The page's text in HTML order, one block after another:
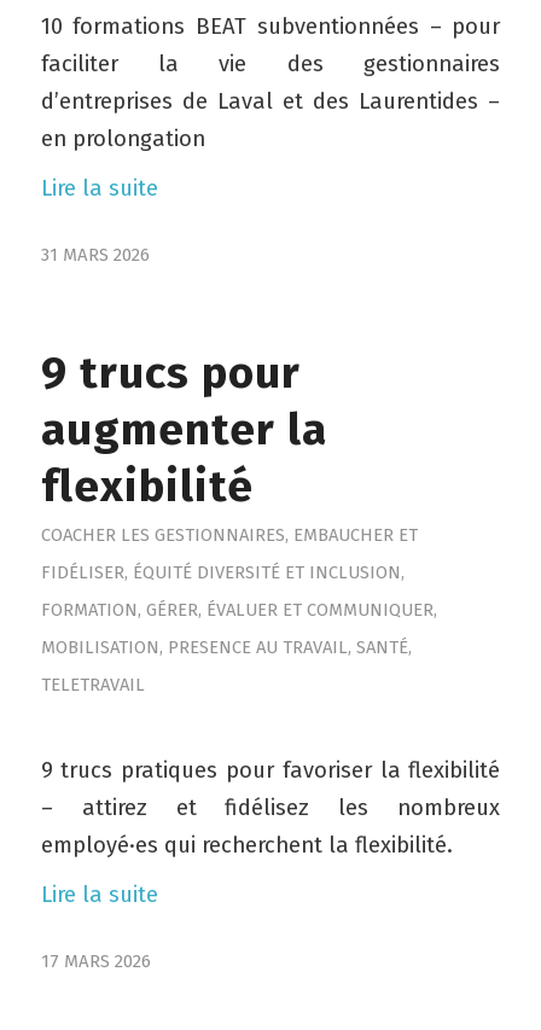
10 formations BEAT subventionnées – pour
faciliter la vie des gestionnaires
d’entreprises de Laval et des Laurentides –
en prolongation
Lire la suite
31 MARS 2026
9 trucs pour
augmenter la
flexibilité
COACHER LES GESTIONNAIRES, EMBAUCHER ET
FIDÉLISER, ÉQUITÉ DIVERSITÉ ET INCLUSION,
FORMATION, GÉRER, ÉVALUER ET COMMUNIQUER,
MOBILISATION, PRESENCE AU TRAVAIL, SANTÉ,
TELETRAVAIL
9 trucs pratiques pour favoriser la flexibilité
– attirez et fidélisez les nombreux
employé·es qui recherchent la flexibilité.
Lire la suite
17 MARS 2026